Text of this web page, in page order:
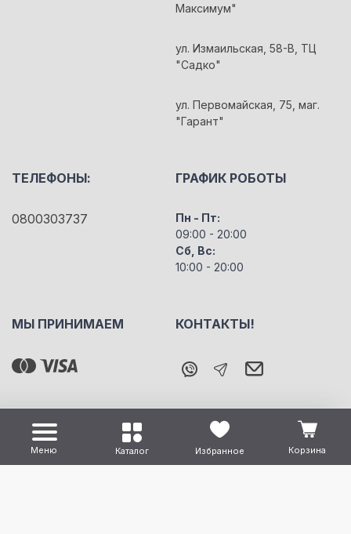
Максимум"
ул. Измаильская, 58-В, ТЦ
"Садко"
ул. Первомайская, 75, маг.
"Гарант"
ТЕЛЕФОНЫ:
0800303737
ГРАФИК РОБОТЫ
Пн - Пт:
09:00 - 20:00
Сб, Вс:
10:00 - 20:00
МЫ ПРИНИМАЕМ КОНТАКТЫ!
Меню Каталог Избранное Корзина